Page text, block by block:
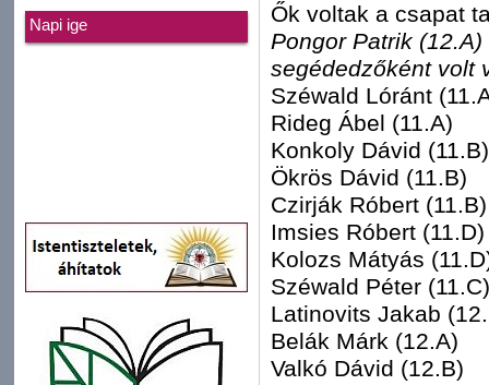
Napi ige
Ők voltak a csapat
Pongor Patrik
segédedzőként volt
Széwald Lóránt
Rideg Ábel (11.A)
Konkoly Dávid (11.B)
Ökrös Dávid (11.B)
Czirják Róbert (11.B)
Imsies Róbert (11.D)
Kolozs Mátyás
Széwald Péter (11.C)
Latinovits Jakab
Belák Márk (12.A)
Valkó Dávid (12.B)